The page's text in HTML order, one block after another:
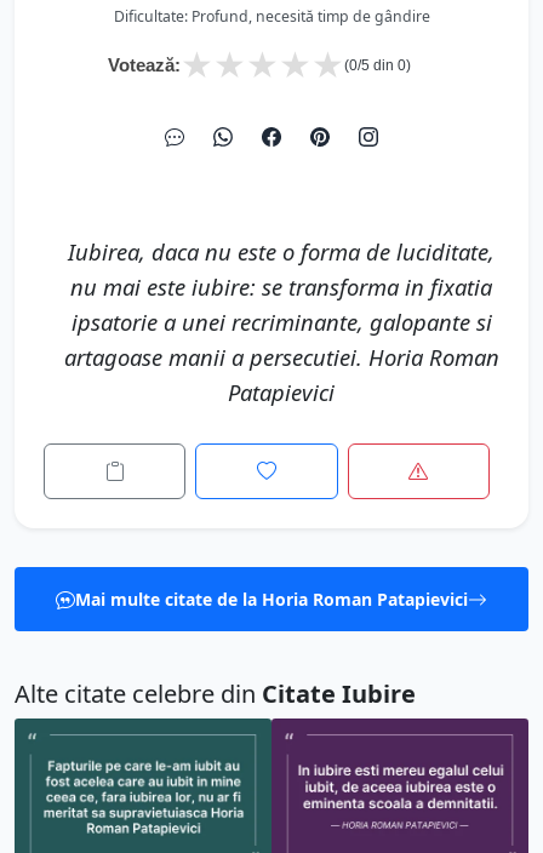
Dificultate: Profund, necesită timp de gândire
Votează: ★
★
★
★
★ (0/5 din 0)
Iubirea, daca nu este o forma de luciditate,
nu mai este iubire: se transforma in fixatia
ipsatorie a unei recriminante, galopante si
artagoase manii a persecutiei. Horia Roman
Patapievici
Mai multe citate de la Horia Roman Patapievici
Alte citate celebre din Citate Iubire